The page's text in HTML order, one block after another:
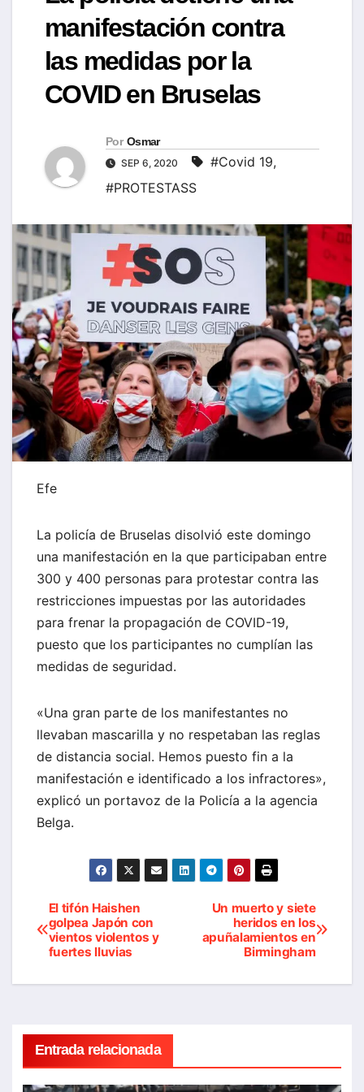
manifestación contra
las medidas por la
COVID en Bruselas
Por Osmar
SEP 6, 2020 #Covid 19,
#PROTESTASS
Efe
La policía de Bruselas disolvió este domingo
una manifestación en la que participaban entre
300 y 400 personas para protestar contra las
restricciones impuestas por las autoridades
para frenar la propagación de COVID-19,
puesto que los participantes no cumplían las
medidas de seguridad.
«Una gran parte de los manifestantes no
llevaban mascarilla y no respetaban las reglas
de distancia social. Hemos puesto fin a la
manifestación e identificado a los infractores»,
explicó un portavoz de la Policía a la agencia
Belga.
Navegación
de
entradas
Un muerto y siete
heridos en los
apuñalamientos en
Birmingham
El tifón Haishen
golpea Japón con
vientos violentos y
fuertes lluvias
Entrada relacionada